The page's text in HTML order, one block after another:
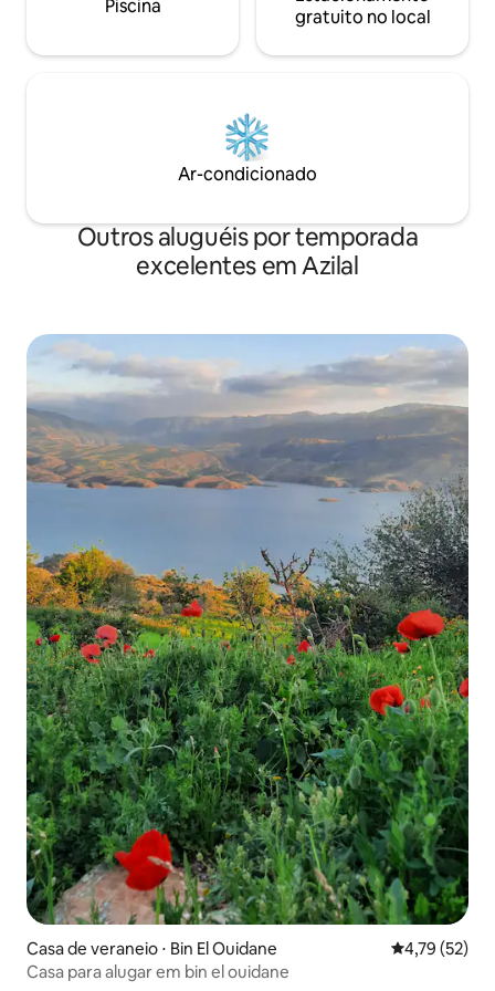
Piscina
gratuito no local
Ar-condicionado
Outros aluguéis por temporada
excelentes em Azilal
Casa de veraneio ⋅ Bin El Ouidane 4,79 de uma
4,79 (52)
Casa para alugar em bin el ouidane